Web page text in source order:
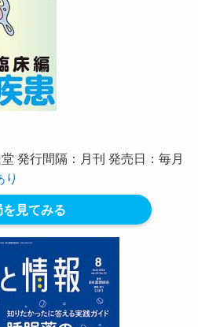
発行間隔：月刊 発売日：毎月
り
を見てみる